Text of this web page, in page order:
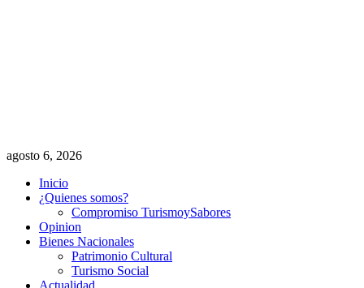
agosto 6, 2026
Inicio
¿Quienes somos?
Compromiso TurismoySabores
Opinion
Bienes Nacionales
Patrimonio Cultural
Turismo Social
Actualidad